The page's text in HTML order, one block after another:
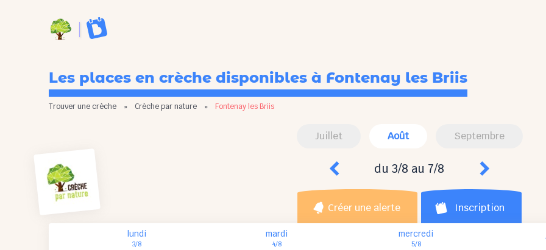
Les places en crèche disponibles à Fontenay les Briis
Trouver une crèche » Crèche par nature » Fontenay les Briis
Juillet Août Septembre
du 3/8 au 7/8
Créer une alerte Inscription
lundi
3/8
mardi
4/8
mercredi
5/8